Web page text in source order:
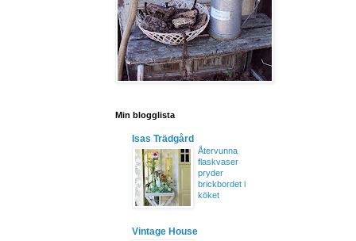
Min blogglista
Isas Trädgård
Återvunna
flaskvaser
pryder
brickbordet i
köket
Vintage House